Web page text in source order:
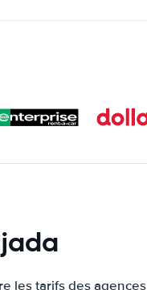
les tarifs des agences